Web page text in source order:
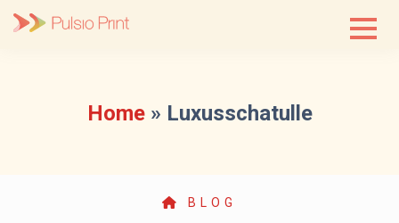
Home» Luxusschatulle
BLOG